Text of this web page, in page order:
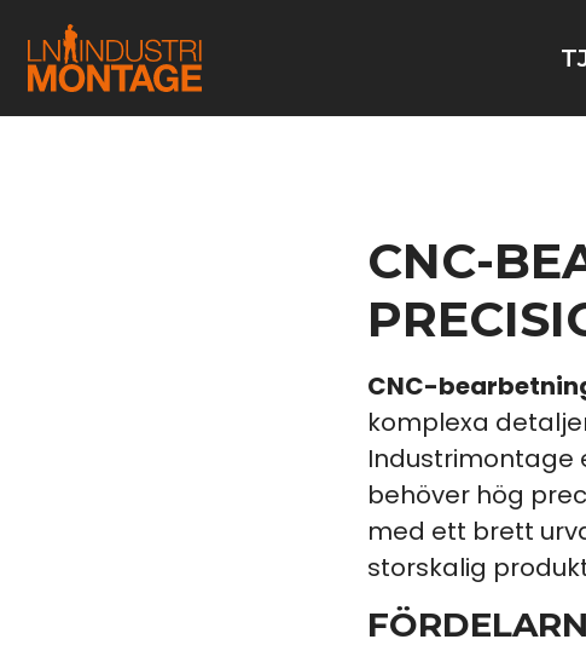
CNC-
CNC-
komplexa
Industrimontage
behöver hög
med ett brett
storskalig